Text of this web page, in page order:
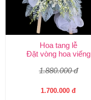
Hoa tang lễ
Đặt vòng hoa viếng
1.880.000 đ
1.700.000 đ